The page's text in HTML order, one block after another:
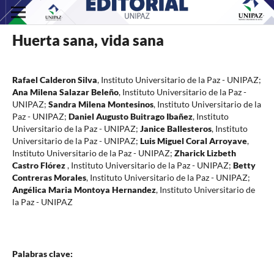
Huerta sana, vida sana
Rafael Calderon Silva, Instituto Universitario de la Paz - UNIPAZ;
Ana Milena Salazar Beleño, Instituto Universitario de la Paz -
UNIPAZ; Sandra Milena Montesinos, Instituto Universitario de la
Paz - UNIPAZ; Daniel Augusto Buitrago Ibañez, Instituto
Universitario de la Paz - UNIPAZ; Janice Ballesteros, Instituto
Universitario de la Paz - UNIPAZ; Luis Miguel Coral Arroyave,
Instituto Universitario de la Paz - UNIPAZ; Zharick Lizbeth
Castro Flórez, Instituto Universitario de la Paz - UNIPAZ; Betty
Contreras Morales, Instituto Universitario de la Paz - UNIPAZ;
Angélica Maria Montoya Hernandez, Instituto Universitario de
la Paz - UNIPAZ
Palabras clave: